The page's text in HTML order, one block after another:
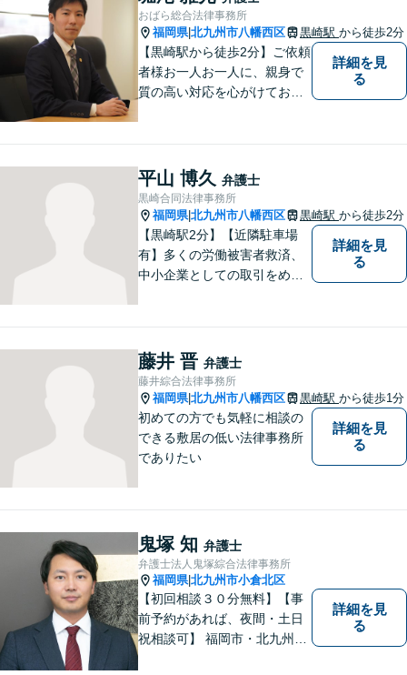
かな」と思わず、遠慮なくご
相談ください。
おばら総合法律事務所
福岡県|北九州市八幡西区 黒崎駅 から徒歩2分
【黒崎駅から徒歩2分】ご依頼
者様お一人お一人に、親身で
質の高い対応を心がけており
応可能。英語での法律相談・
英文契約書の作成・チェック
も対応可能です。
詳細を見
る
平山 博久 弁護士
黒崎合同法律事務所
福岡県|北九州市八幡西区 黒崎駅 から徒歩2分
【黒崎駅2分】【近隣駐車場
有】多くの労働被害者救済、
中小企業としての取引をめぐ
イスを行うことができます。
どんなことでもお気軽にご相
談ください。
詳細を見
る
藤井 晋 弁護士
藤井綜合法律事務所
福岡県|北九州市八幡西区 黒崎駅 から徒歩1分
初めての方でも気軽に相談の
できる敷居の低い法律事務所
でありたい
詳細を見
る
鬼塚 知 弁護士
弁護士法人鬼塚綜合法律事務所
福岡県|北九州市小倉北区
【初回相談３０分無料】【事
前予約があれば、夜間・土日
祝相談可】 福岡市・北九州市
詳細を見
る